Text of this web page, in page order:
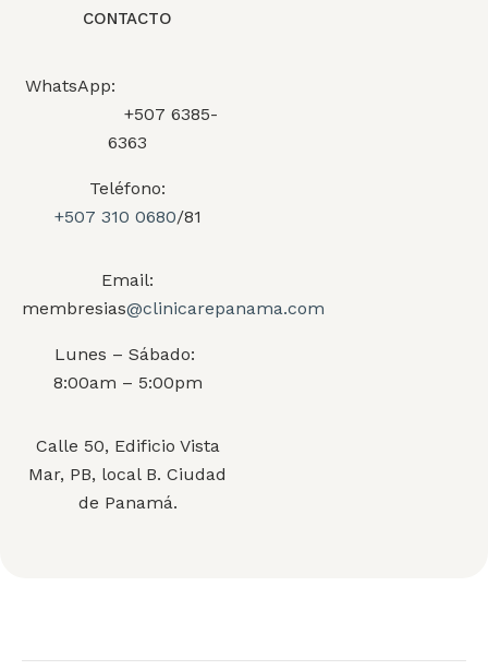
CONTACTO
WhatsApp:
+507 6385-
6363
Teléfono:
+507 310 0680/81
Email:
membresias@clinicarepanama.com
Lunes – Sábado:
8:00am – 5:00pm
Calle 50, Edificio Vista
Mar, PB, local B. Ciudad
de Panamá.